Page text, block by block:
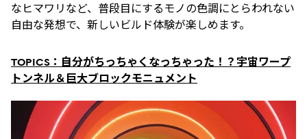
なヒマワリなど、普段目にするモノの色調にとらわれない
自由な発想で、新しいビルド体験が楽しめます。
TOPICS：自分がちっちゃくなっちゃった！？宇宙ワープ
トンネル＆巨大ブロックモニュメント